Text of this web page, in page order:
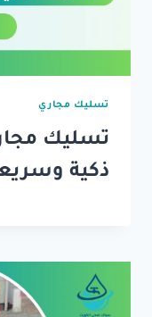
تسليك مجاري
تسليك
ذكية